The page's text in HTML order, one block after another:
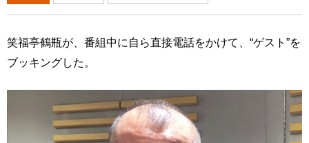
笑福亭鶴瓶が、番組中に自ら直接電話をかけて、“ゲスト”を
ブッキングした。